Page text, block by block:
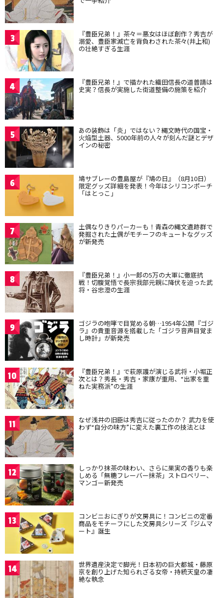
3 『豊臣兄弟！』茶々＝悪女はほぼ創作？秀吉が
溺愛、豊臣家滅亡を背負わされた茶々(井上和)
の壮絶すぎる生涯
4 『豊臣兄弟！』で描かれた織田信長の道普請は
史実？信長が実施した街道整備の施策を紹介
5 あの装飾は「炎」ではない？縄文時代の国宝・
火焔型土器、5000年前の人々が刻んだ謎とデザ
インの秘密
6 鳩サブレーの豊島屋が『鳩の日』（8月10日）
限定グッズ詳細を発表！今年はシリコンポーチ
「はとっこ」
7 土偶なりきりパーカーも！青森の縄文遺跡群で
発掘された土偶がモチーフのキュートなグッズ
が新発売
8 『豊臣兄弟！』小一郎の5万の大軍に徹底抗
戦！切腹覚悟で長宗我部元親に降伏を迫った武
将・谷忠澄の生涯
9 ゴジラの咆哮で目覚める朝…1954年公開『ゴジ
ラ』の貴重音源を搭載した「ゴジラ音声目覚ま
し時計」が新発売
10 『豊臣兄弟！』で萩原護が演じる武将・小堀正
次とは？秀長・秀吉・家康が重用、“出家を重
ねた実務派”の生涯
11 なぜ浅井の旧臣は秀吉に従ったのか？ 武力を使
わず“自分の味方”に変えた裏工作の技法とは
12 しっかり抹茶の味わい、さらに果実の香りも楽
しめる「無糖フレーバー抹茶」ストロベリー、
マンゴー新発売
13 コンビニおにぎりが文房具に！コンビニの定番
商品をモチーフにした文房具シリーズ『ジムマ
ート』誕生
14 世界遺産決定で脚光！日本初の巨大都城・藤原
京を創り上げた知られざる女帝・持統天皇の凄
絶な執念